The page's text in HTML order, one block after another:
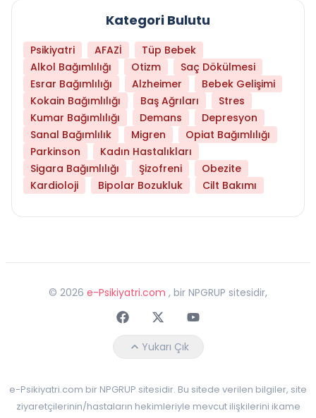
Kategori Bulutu
Psikiyatri AFAZİ
Tüp Bebek
Alkol Bağımlılığı
Otizm
Saç Dökülmesi
Esrar Bağımlılığı
Alzheimer
Bebek Gelişimi
Kokain Bağımlılığı
Baş Ağrıları
Stres
Kumar Bağımlılığı
Demans
Depresyon
Sanal Bağımlılık
Migren
Opiat Bağımlılığı
Parkinson
Kadın Hastalıkları
Sigara Bağımlılığı
Şizofreni
Obezite
Kardioloji
Bipolar Bozukluk Cilt Bakımı
© 2026 e-Psikiyatri.com , bir NPGRUP sitesidir,
FaceebokTwitterYoutube
Yukarı Çık
e-Psikiyatri.com bir NPGRUP sitesidir. Bu sitede verilen bilgiler, site
ziyaretçilerinin/hastaların hekimleriyle mevcut ilişkilerini ikame